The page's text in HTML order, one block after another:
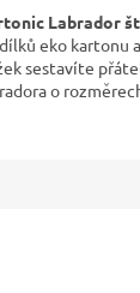
Labrador
eko kartonu
sestavíte
o